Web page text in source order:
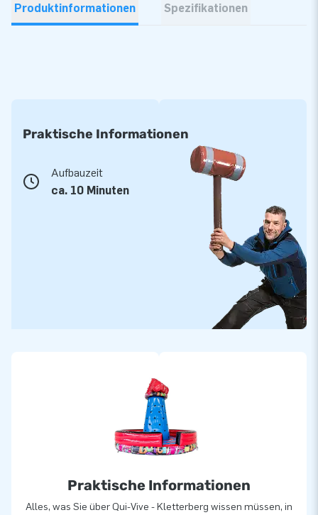
Produktinformationen Spezifikationen
Praktische Informationen
Aufbauzeit
ca. 10 Minuten
Praktische Informationen
Alles, was Sie über Qui-Vive - Kletterberg wissen müssen, in